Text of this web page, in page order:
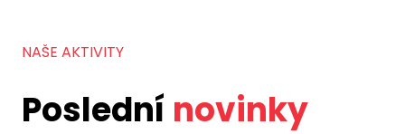
NAŠE AKTIVITY
Poslední novinky